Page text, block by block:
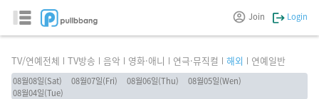
Join Login
TV/연예전체 TV방송 음악 영화·애니 연극·뮤직컬 해외 연예일반
08월08일(Sat) 08월07일(Fri) 08월06일(Thu)
08월05일(Wen)
08월04일(Tue)